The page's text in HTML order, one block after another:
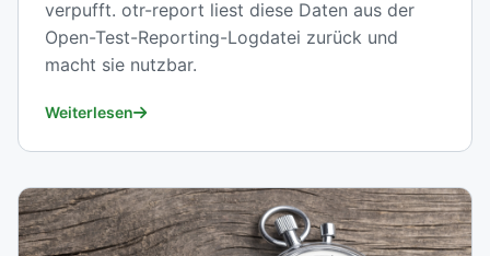
verpufft. otr-report liest diese Daten aus der
Open-Test-Reporting-Logdatei zurück und
macht sie nutzbar.
Weiterlesen